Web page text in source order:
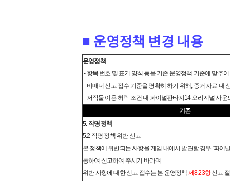
■ 운영정책 변경 내용
운영정책
- 항목 번호 및 표기 양식 등을 기존 운영정책 기준에 맞추
- 비매너 신고 접수 기준을 명확히 하기 위해, 증거 자료 내
- 저작물 이용 허락 조건 내 파이널판타지14 오리지널 사
기존
5. 작명 정책
5.2 작명 정책 위반 신고
본 정책에 위반되는 사항을 게임 내에서 발견할 경우 ‘파이
통하여 신고하여 주시기 바라며
위반 사항에 대한 신고 접수는 본 운영정책 제8.23항신고